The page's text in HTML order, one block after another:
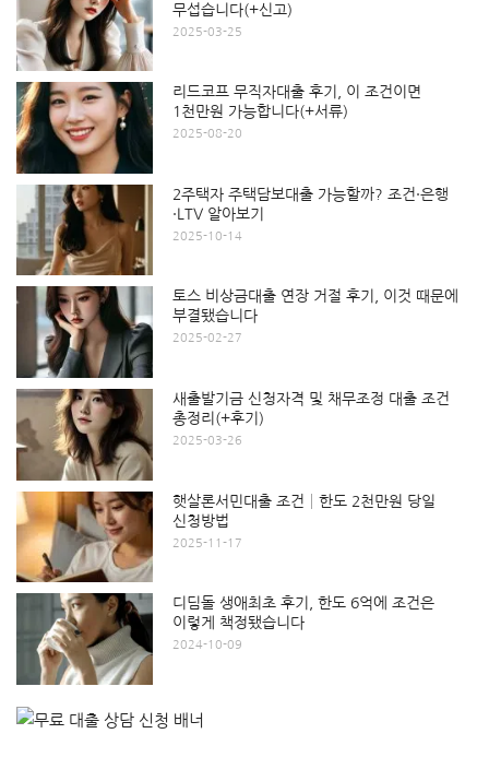
무섭습니다(+신고)
2025-03-25
리드코프 무직자대출 후기, 이 조건이면
1천만원 가능합니다(+서류)
2025-08-20
2주택자 주택담보대출 가능할까? 조건·은행
·LTV 알아보기
2025-10-14
토스 비상금대출 연장 거절 후기, 이것 때문에
부결됐습니다
2025-02-27
새출발기금 신청자격 및 채무조정 대출 조건
총정리(+후기)
2025-03-26
햇살론서민대출 조건│한도 2천만원 당일
신청방법
2025-11-17
디딤돌 생애최초 후기, 한도 6억에 조건은
이렇게 책정됐습니다
2024-10-09